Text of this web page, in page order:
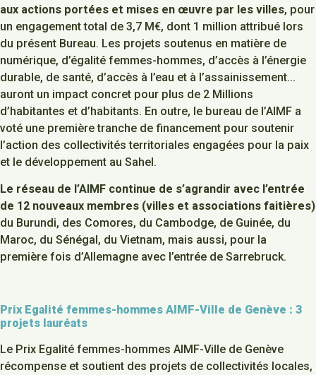
aux actions portées et mises en œuvre par les villes, pour
un engagement total de 3,7 M€, dont 1 million attribué lors
du présent Bureau. Les projets soutenus en matière de
numérique, d’égalité femmes-hommes, d’accès à l’énergie
durable, de santé, d’accès à l’eau et à l’assainissement…
auront un impact concret pour plus de 2 Millions
d’habitantes et d’habitants. En outre, le bureau de l’AIMF a
voté une première tranche de financement pour soutenir
l’action des collectivités territoriales engagées pour la paix
et le développement au Sahel.
Le réseau de l’AIMF continue de s’agrandir avec l’entrée
de 12 nouveaux membres (villes et associations faitières)
du Burundi, des Comores, du Cambodge, de Guinée, du
Maroc, du Sénégal, du Vietnam, mais aussi, pour la
première fois d’Allemagne avec l’entrée de Sarrebruck.
Prix Egalité femmes-hommes AIMF-Ville de Genève : 3
projets lauréats
Le Prix Egalité femmes-hommes AIMF-Ville de Genève
récompense et soutient des projets de collectivités locales,